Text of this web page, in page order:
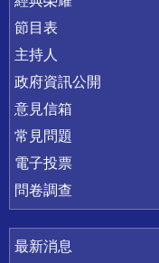
節目表
主持人
政府資訊公開
意見信箱
常見問題
電子投票
問卷調查
最新消息